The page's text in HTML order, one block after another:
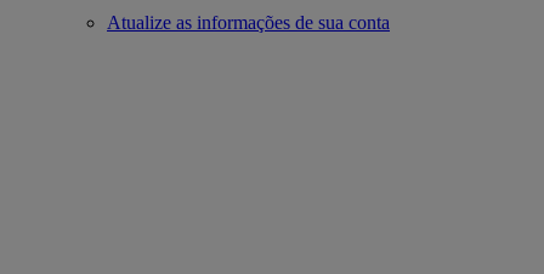
Atualize as informações de sua conta